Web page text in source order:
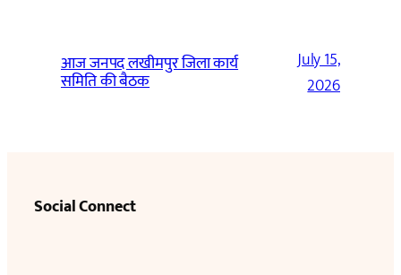
आज जनपद लखीमपुर जिला कार्य
समिति की बैठक
July 15,
2026
Social Connect